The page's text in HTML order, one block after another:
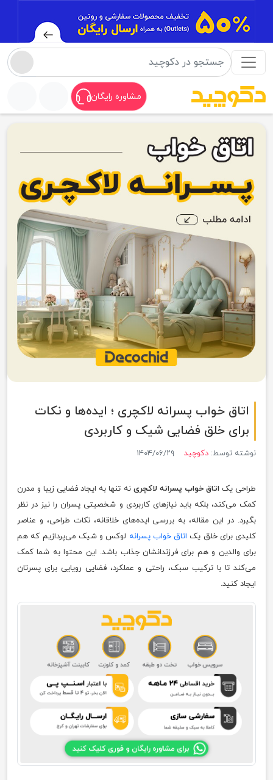
مشاوره رایگان
اتاق خواب پسرانه لاکچری ؛ ایده‌ها و نکات
برای خلق فضایی شیک و کاربردی
نوشته توسط: دکوچید ۱۴۰۴/۰۶/۲۹
طراحی یکاتاق خواب پسرانه لاکچری نه تنها به ایجاد فضایی زیبا و مدرن
کمک می‌کند، بلکه باید نیازهای کاربردی و شخصیتی پسران را نیز در نظر
بگیرد. در این مقاله، به بررسی ایده‌های خلاقانه، نکات طراحی، و عناصر
کلیدی برای خلق یک اتاق خواب پسرانه لوکس و شیک می‌پردازیم که هم
برای والدین و هم برای فرزندانشان جذاب باشد. این محتوا به شما کمک
می‌کند تا با ترکیب سبک، راحتی و عملکرد، فضایی رویایی برای پسرتان
ایجاد کنید.